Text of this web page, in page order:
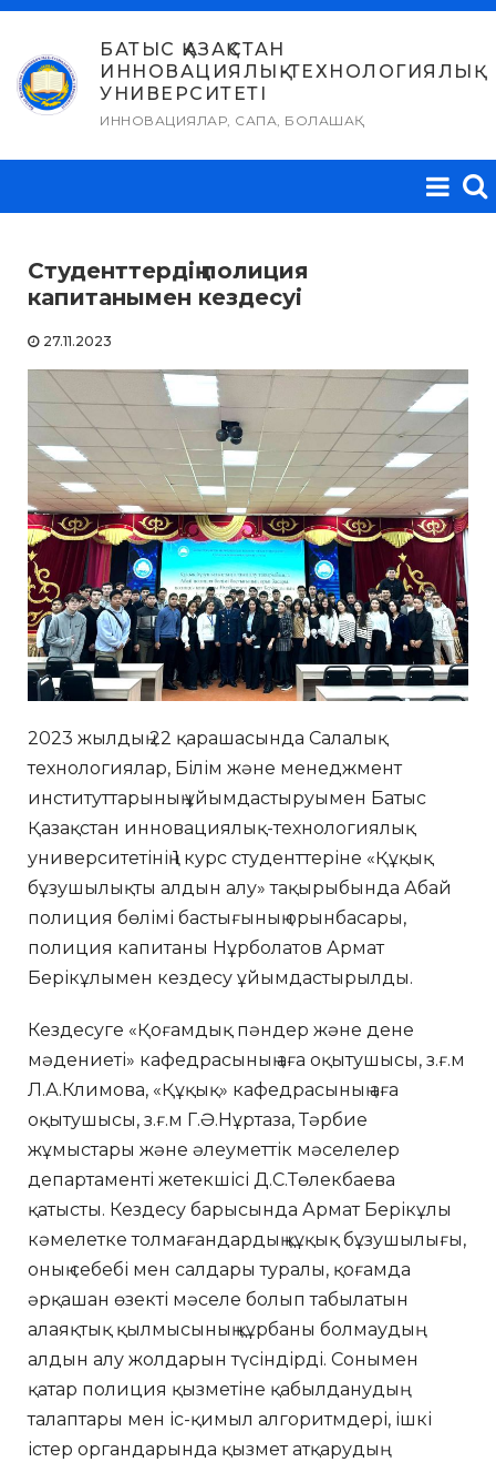
Skip
content
БАТЫС ҚАЗАҚСТАН
ИННОВАЦИЯЛЫҚ-ТЕХНОЛОГИЯЛЫҚ
УНИВЕРСИТЕТІ
ИННОВАЦИЯЛАР, САПА, БОЛАШАҚ
Студенттердің полиция
капитанымен кездесуі
27.11.2023
2023 жылдың 22 қарашасында Салалық
технологиялар, Білім және менеджмент
институттарының ұйымдастыруымен Батыс
Қазақстан инновациялық-технологиялық
университетінің 1 курс студенттеріне «Құқық
бұзушылықты алдын алу» тақырыбында Абай
полиция бөлімі бастығының орынбасары,
полиция капитаны Нұрболатов Армат
Берікұлымен кездесу ұйымдастырылды.
Кездесуге «Қоғамдық пәндер және дене
мәдениеті» кафедрасының аға оқытушысы, з.ғ.м
Л.А.Климова, «Құқық» кафедрасының аға
оқытушысы, з.ғ.м Г.Ә.Нұртаза, Тәрбие
жұмыстары және әлеуметтік мәселелер
департаменті жетекшісі Д.С.Төлекбаева
қатысты. Кездесу барысында Армат Берікұлы
кәмелетке толмағандардың құқық бұзушылығы,
оның себебі мен салдары туралы, қоғамда
әрқашан өзекті мәселе болып табылатын
алаяқтық қылмысының құрбаны болмаудың
алдын алу жолдарын түсіндірді. Сонымен
қатар полиция қызметіне қабылданудың
талаптары мен іс-қимыл алгоритмдері, ішкі
істер органдарында қызмет атқарудың